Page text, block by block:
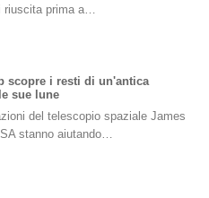
riuscita prima a…
scopre i resti di un'antica
sue lune
del telescopio spaziale James
stanno aiutando…